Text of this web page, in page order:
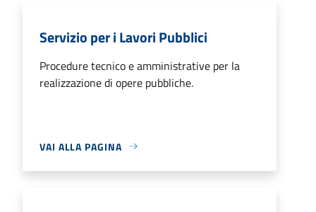
Servizio per i Lavori Pubblici
Procedure tecnico e amministrative per la
realizzazione di opere pubbliche.
VAI ALLA PAGINA